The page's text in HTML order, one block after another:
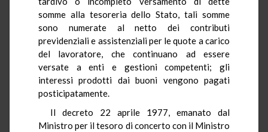
somme alla tesoreria dello Stato, tali somme
sono numerate al netto dei contributi
previdenziali e assistenziali per le quote a carico
del lavoratore, che continuano ad essere
versate a enti e gestioni competenti; gli
interessi prodotti dai buoni vengono pagati
posticipatamente.
Il decreto 22 aprile 1977, emanato dal
Ministro per il tesoro di concerto con il Ministro